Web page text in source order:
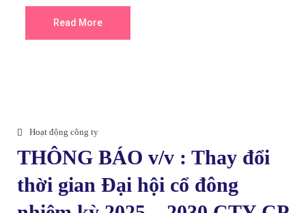
Read More
Hoạt động công ty
THÔNG BÁO v/v : Thay đổi
thời gian Đại hội cổ đông